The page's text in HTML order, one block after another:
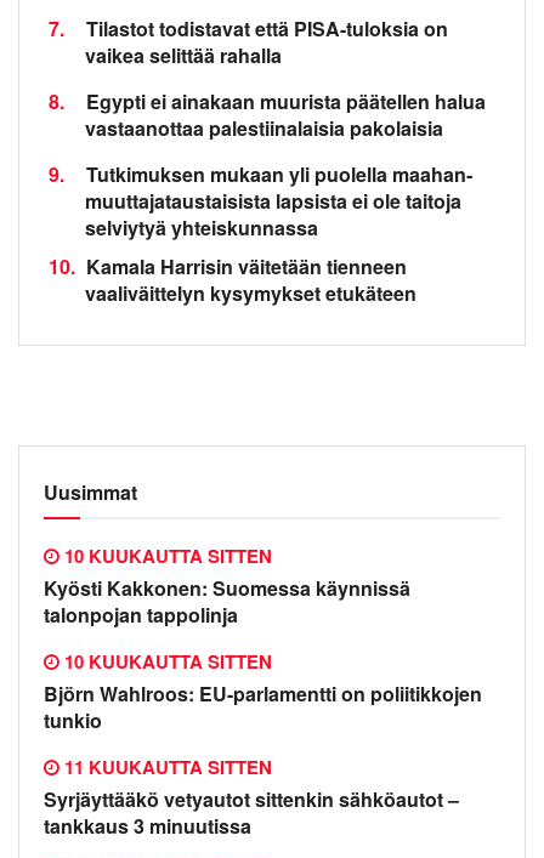
7.
Tilastot todistavat että PISA-tuloksia on
vaikea selittää rahalla
8.
Egypti ei ainakaan muurista päätellen halua
vastaanottaa palestiinalaisia pakolaisia
9.
Tutkimuksen mukaan yli puolella maahan­
muuttaja­taustaisista lapsista ei ole taitoja
selviytyä yhteiskunnassa
10. Kamala Harrisin väitetään tienneen
vaaliväittelyn kysymykset etukäteen
Uusimmat
Kyösti Kakkonen: Suomessa käynnissä
talonpojan tappolinja
10 KUUKAUTTA SITTEN
Björn Wahlroos: EU-parlamentti on poliitikkojen
tunkio
10 KUUKAUTTA SITTEN
Syrjäyttääkö vetyautot sittenkin sähköautot –
tankkaus 3 minuutissa
11 KUUKAUTTA SITTEN